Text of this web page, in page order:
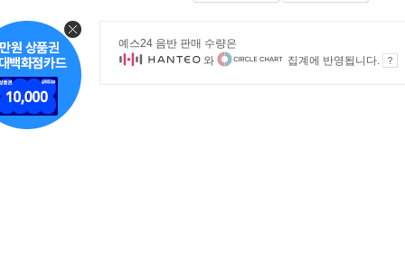
예스24 음반 판매 수량은
와
집계에 반영됩니다.